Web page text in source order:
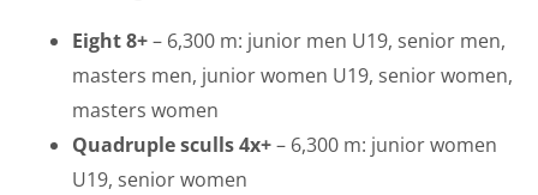
Eight 8+– 6,300 m: junior men U19, senior men,
masters men, junior women U19, senior women,
masters women
Quadruple sculls 4x+– 6,300 m: junior women
U19, senior women